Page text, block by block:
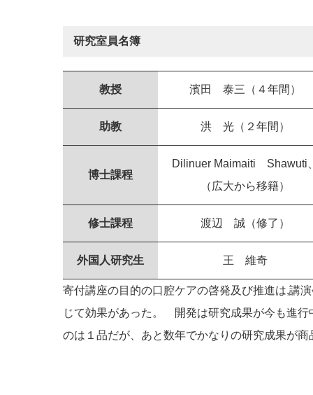
研究室員名簿
教授 濱田 泰三（４年間）
助教 洪 光（２年間）
博士課程
Dilinuer Maimaiti Shawuti
（広大から移籍）
修士課程 渡辺 誠（修了）
外国人研究生 王 維奇
寄付講座の目的の口腔ケアの啓発及び推進は,講
じて効果があった。 開発は研究成果が今も進
のは１品だが、あと数年でかなりの研究成果が